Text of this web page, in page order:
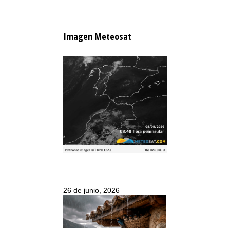
Imagen Meteosat
26 de junio, 2026